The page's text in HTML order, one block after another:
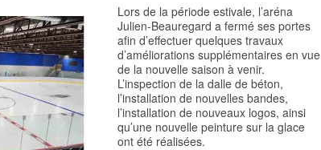
Lors de la période estivale, l’aréna
Julien-Beauregard a fermé ses portes
afin d’effectuer quelques travaux
d’améliorations supplémentaires en vue
de la nouvelle saison à venir.
L’inspection de la dalle de béton,
l’installation de nouvelles bandes,
l’installation de nouveaux logos, ainsi
qu’une nouvelle peinture sur la glace
ont été réalisées.